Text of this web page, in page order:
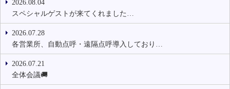
2026.08.04
スペシャルゲストが来てくれました…
2026.07.28
各営業所、自動点呼・遠隔点呼導入しており…
2026.07.21
全体会議🚚